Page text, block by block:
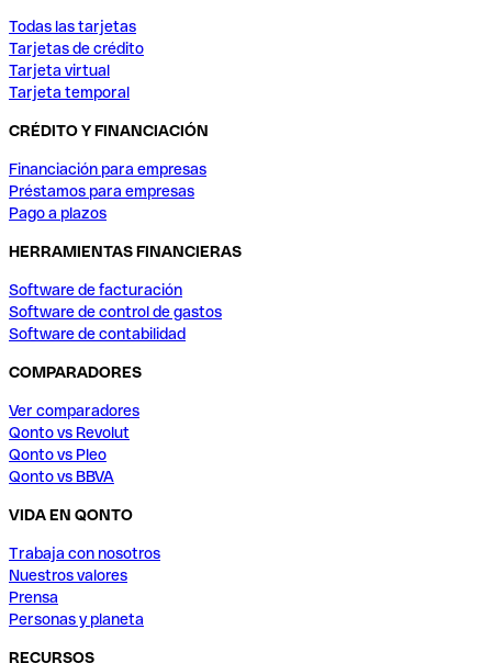
Todas las tarjetas
Tarjetas de crédito
Tarjeta virtual
Tarjeta temporal
CRÉDITO Y FINANCIACIÓN
Financiación para empresas
Préstamos para empresas
Pago a plazos
HERRAMIENTAS FINANCIERAS
Software de facturación
Software de control de gastos
Software de contabilidad
COMPARADORES
Ver comparadores
Qonto vs Revolut
Qonto vs Pleo
Qonto vs BBVA
VIDA EN QONTO
Trabaja con nosotros
Nuestros valores
Prensa
Personas y planeta
RECURSOS